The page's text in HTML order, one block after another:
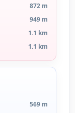
872 m
949 m
1.1 km
1.1 km
569 m